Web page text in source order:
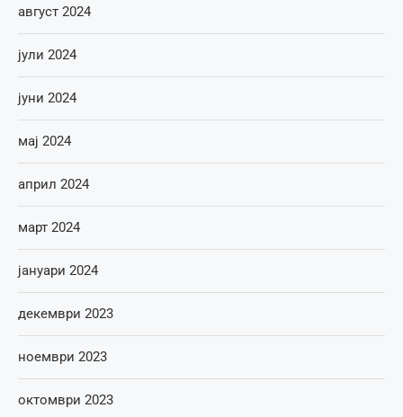
август 2024
јули 2024
јуни 2024
мај 2024
април 2024
март 2024
јануари 2024
декември 2023
ноември 2023
октомври 2023